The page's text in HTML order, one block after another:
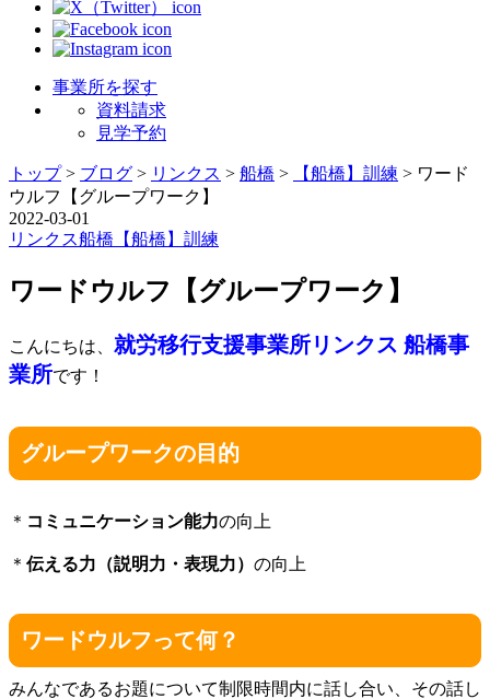
事業所を探す
資料請求
見学予約
トップ> ブログ > リンクス > 船橋 > 【船橋】訓練 > ワード
ウルフ【グループワーク】
2022-03-01
リンクス船橋 【船橋】訓練
ワードウルフ【グループワーク】
こんにちは、 就労移行支援事業所リンクス 船橋事
業所です！
グループワークの目的
＊ コミュニケーション能力の向上
＊ 伝える力（説明力・表現力） の向上
ワードウルフって何？
みんなであるお題について制限時間内に話し合い、その話し